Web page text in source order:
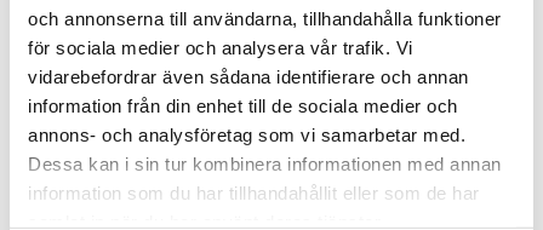
och annonserna till användarna, tillhandahålla funktioner
för sociala medier och analysera vår trafik. Vi
vidarebefordrar även sådana identifierare och annan
information från din enhet till de sociala medier och
annons- och analysföretag som vi samarbetar med.
Dessa kan i sin tur kombinera informationen med annan
information som du har tillhandahållit eller som de har
I webblager: 6 st
ALTERNATIVA PRODUKTER